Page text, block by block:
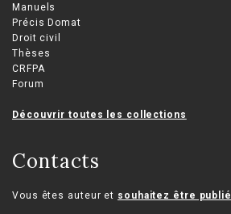
Manuels
Précis Domat
Droit civil
Thèses
CRFPA
Forum
Découvrir toutes les collections
Contacts
Vous êtes auteur et souhaitez être publié